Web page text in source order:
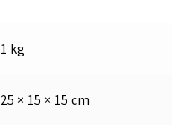
1 kg
25 × 15 × 15 cm